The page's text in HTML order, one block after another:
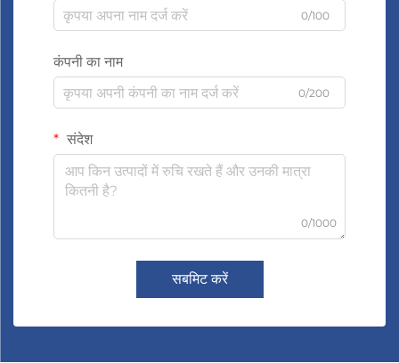
0/100
कंपनी का नाम
0/200
संदेश
0/1000
सबमिट करें